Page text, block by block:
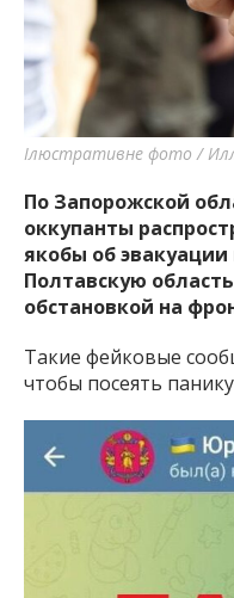
Ілюстративне фото /
По Запорожской
оккупанты
якобы об
Полтавскую
обстановкой на
Такие фейковые
чтобы посеять